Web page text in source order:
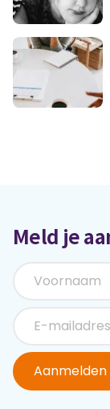
Meld je
Aanmelden